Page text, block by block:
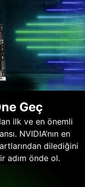
Geç
ilk ve en önemli
NVIDIA’nın en
dilediğini
adım önde ol.